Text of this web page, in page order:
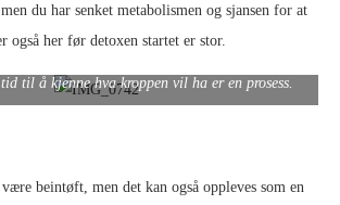
du har senket metabolismen og sjansen for at
også her før detoxen startet er stor.
til å kjenne hva kroppen vil ha er en prosess.
beintøft, men det kan også oppleves som en